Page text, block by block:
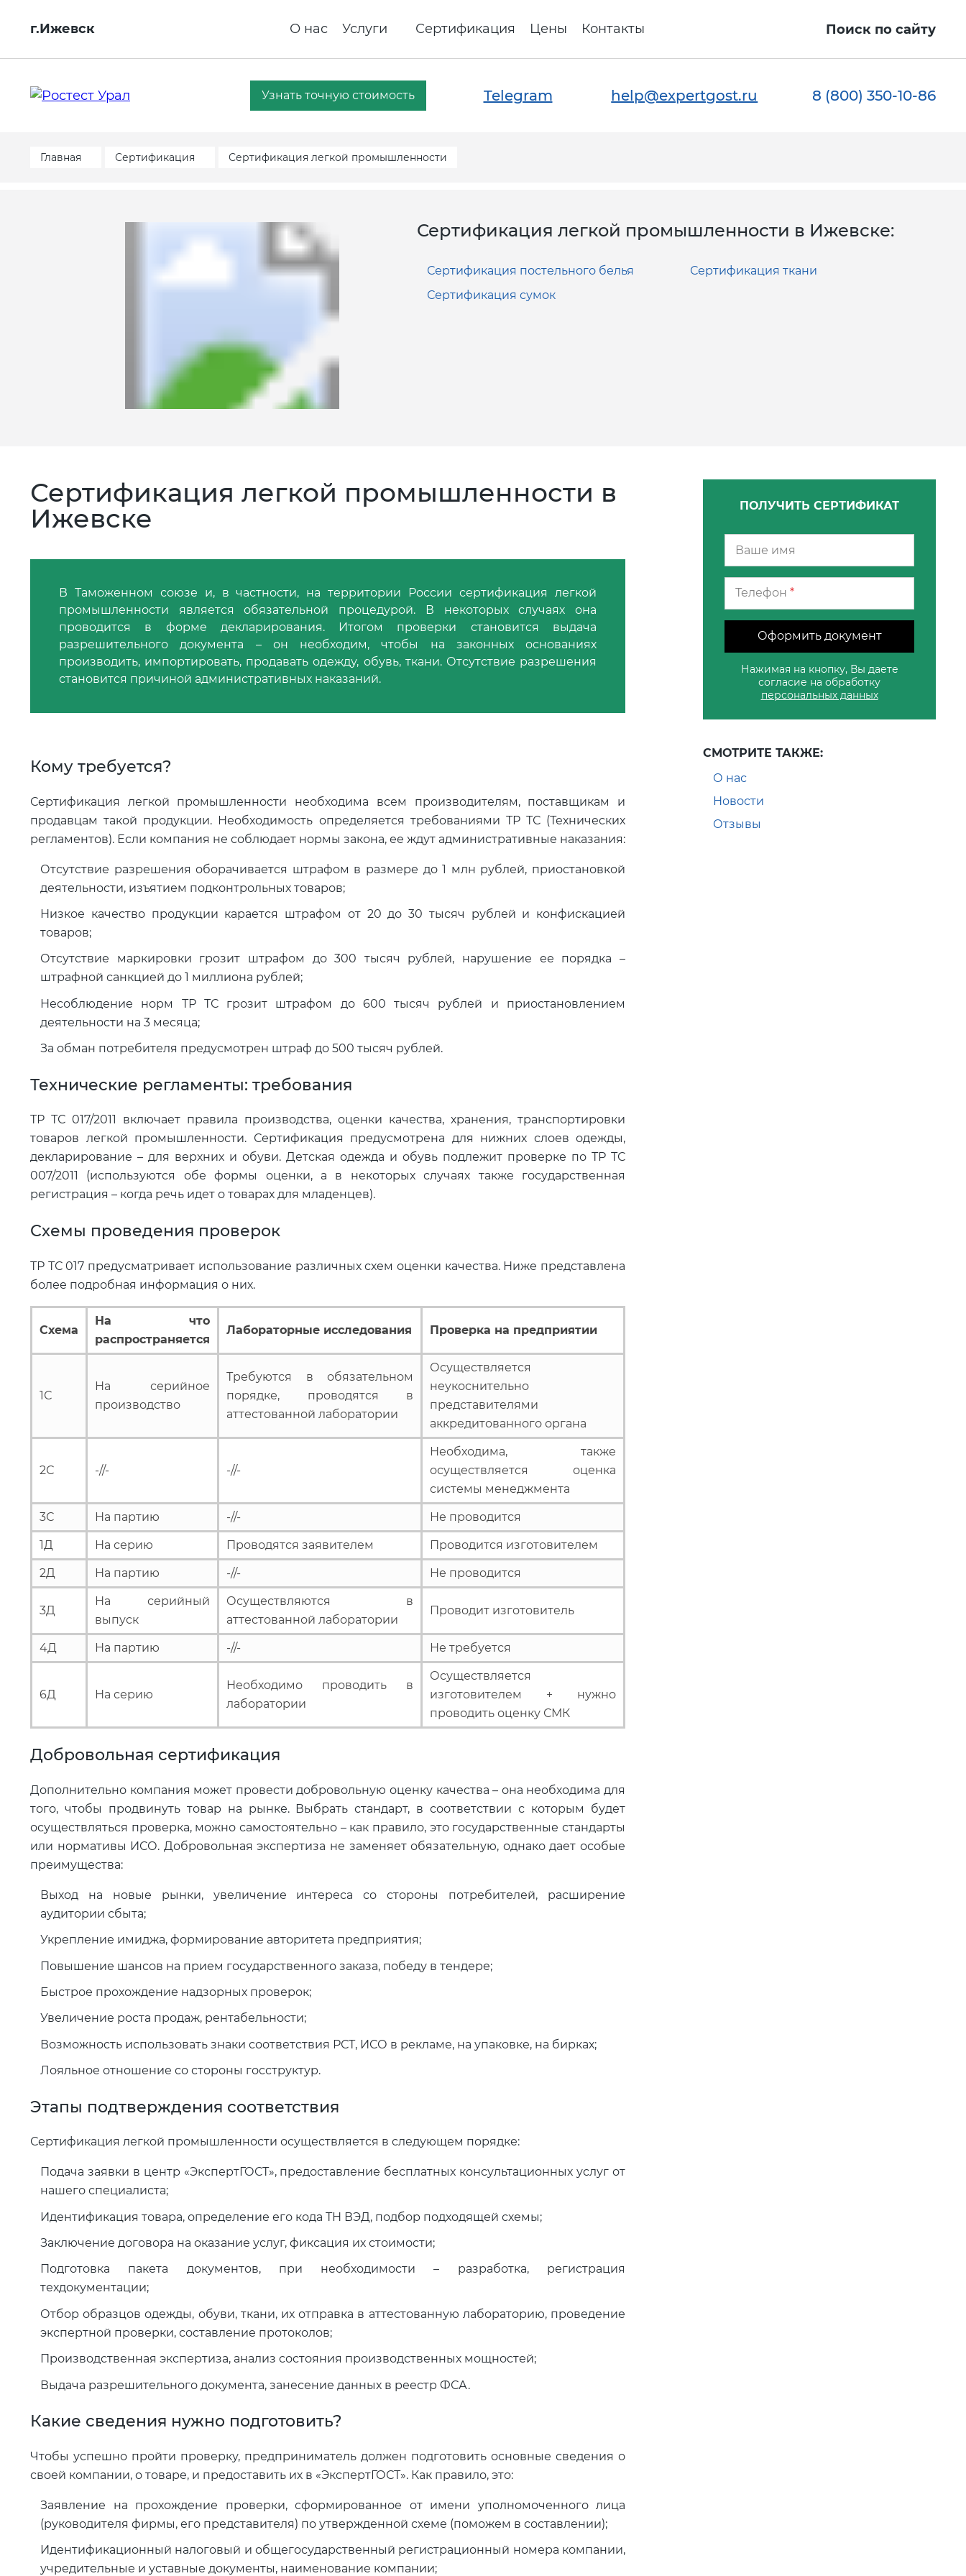
г.Ижевск О нас Услуги Сертификация Цены Контакты Поиск по сайту
Узнать точную стоимость Telegram help@expertgost.ru 8 (800) 350-10-86
Главная Сертификация Сертификация легкой промышленности
Сертификация легкой промышленности в Ижевске:
Сертификация постельного белья
Сертификация сумок
Сертификация ткани
Сертификация легкой промышленности в
Ижевске
В Таможенном союзе и, в частности, на территории России сертификация легкой
промышленности является обязательной процедурой. В некоторых случаях она
проводится в форме декларирования. Итогом проверки становится выдача
разрешительного документа – он необходим, чтобы на законных основаниях
производить, импортировать, продавать одежду, обувь, ткани. Отсутствие разрешения
становится причиной административных наказаний.
Кому требуется?
Сертификация легкой промышленности необходима всем производителям, поставщикам и
продавцам такой продукции. Необходимость определяется требованиями ТР ТС (Технических
регламентов). Если компания не соблюдает нормы закона, ее ждут административные наказания:
Отсутствие разрешения оборачивается штрафом в размере до 1 млн рублей, приостановкой
деятельности, изъятием подконтрольных товаров;
Низкое качество продукции карается штрафом от 20 до 30 тысяч рублей и конфискацией
товаров;
Отсутствие маркировки грозит штрафом до 300 тысяч рублей, нарушение ее порядка –
штрафной санкцией до 1 миллиона рублей;
Несоблюдение норм ТР ТС грозит штрафом до 600 тысяч рублей и приостановлением
деятельности на 3 месяца;
За обман потребителя предусмотрен штраф до 500 тысяч рублей.
Технические регламенты: требования
ТР ТС 017/2011 включает правила производства, оценки качества, хранения, транспортировки
товаров легкой промышленности. Сертификация предусмотрена для нижних слоев одежды,
декларирование – для верхних и обуви. Детская одежда и обувь подлежит проверке по ТР ТС
007/2011 (используются обе формы оценки, а в некоторых случаях также государственная
регистрация – когда речь идет о товарах для младенцев).
Схемы проведения проверок
ТР ТС 017 предусматривает использование различных схем оценки качества. Ниже представлена
более подробная информация о них.
Схема
На что
распространяется
Лабораторные исследования Проверка на предприятии
1С
На серийное
производство
Требуются в обязательном
порядке, проводятся в
аттестованной лаборатории
Осуществляется
неукоснительно
представителями
аккредитованного органа
2С -//- -//-
Необходима, также
осуществляется оценка
системы менеджмента
3С На партию -//- Не проводится
1Д На серию Проводятся заявителем Проводится изготовителем
2Д На партию -//- Не проводится
3Д
На серийный
выпуск
Осуществляются в
аттестованной лаборатории
Проводит изготовитель
4Д На партию -//- Не требуется
6Д На серию
Необходимо проводить в
лаборатории
Осуществляется
изготовителем + нужно
проводить оценку СМК
Добровольная сертификация
Дополнительно компания может провести добровольную оценку качества – она необходима для
того, чтобы продвинуть товар на рынке. Выбрать стандарт, в соответствии с которым будет
осуществляться проверка, можно самостоятельно – как правило, это государственные стандарты
или нормативы ИСО. Добровольная экспертиза не заменяет обязательную, однако дает особые
преимущества:
Выход на новые рынки, увеличение интереса со стороны потребителей, расширение
аудитории сбыта;
Укрепление имиджа, формирование авторитета предприятия;
Повышение шансов на прием государственного заказа, победу в тендере;
Быстрое прохождение надзорных проверок;
Увеличение роста продаж, рентабельности;
Возможность использовать знаки соответствия РСТ, ИСО в рекламе, на упаковке, на бирках;
Лояльное отношение со стороны госструктур.
Этапы подтверждения соответствия
Сертификация легкой промышленности осуществляется в следующем порядке:
Подача заявки в центр «ЭкспертГОСТ», предоставление бесплатных консультационных услуг от
нашего специалиста;
Идентификация товара, определение его кода ТН ВЭД, подбор подходящей схемы;
Заключение договора на оказание услуг, фиксация их стоимости;
Подготовка пакета документов, при необходимости – разработка, регистрация
техдокументации;
Отбор образцов одежды, обуви, ткани, их отправка в аттестованную лабораторию, проведение
экспертной проверки, составление протоколов;
Производственная экспертиза, анализ состояния производственных мощностей;
Выдача разрешительного документа, занесение данных в реестр ФСА.
Какие сведения нужно подготовить?
Чтобы успешно пройти проверку, предприниматель должен подготовить основные сведения о
своей компании, о товаре, и предоставить их в «ЭкспертГОСТ». Как правило, это:
Заявление на прохождение проверки, сформированное от имени уполномоченного лица
(руководителя фирмы, его представителя) по утвержденной схеме (поможем в составлении);
Идентификационный налоговый и общегосударственный регистрационный номера компании,
учредительные и уставные документы, наименование компании;
ПОЛУЧИТЬ СЕРТИФИКАТ
Телефон *
Оформить документ
Нажимая на кнопку, Вы даете
согласие на обработку
персональных данных
СМОТРИТЕ ТАКЖЕ:
О нас
Новости
Отзывы